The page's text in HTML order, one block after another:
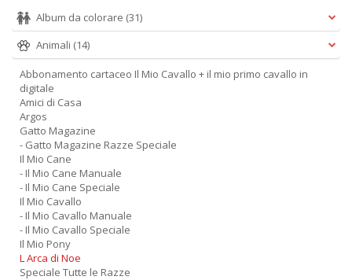
Album da colorare (31)
Animali (14)
Abbonamento cartaceo Il Mio Cavallo + il mio primo cavallo in
digitale
Amici di Casa
Argos
Gatto Magazine
- Gatto Magazine Razze Speciale
Il Mio Cane
- Il Mio Cane Manuale
- Il Mio Cane Speciale
Il Mio Cavallo
- Il Mio Cavallo Manuale
- Il Mio Cavallo Speciale
Il Mio Pony
L Arca di Noe
Speciale Tutte le Razze